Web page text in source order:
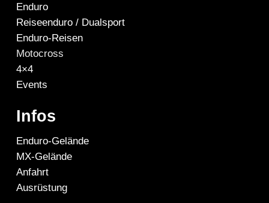
Enduro
Reiseenduro / Dualsport
Enduro-Reisen
Motocross
4×4
Events
Infos
Enduro-Gelände
MX-Gelände
Anfahrt
Ausrüstung